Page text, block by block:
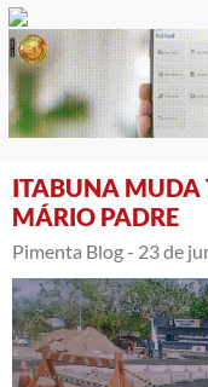
ITABUNA MUDA
MÁRIO PADRE
Pimenta Blog - 23 de